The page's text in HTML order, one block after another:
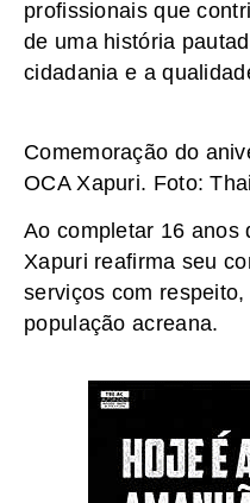
profissionais que
de uma história
cidadania e a
Comemoração do
OCA Xapuri. Foto:
Ao completar 16 anos
Xapuri reafirma seu
serviços com
população acreana.